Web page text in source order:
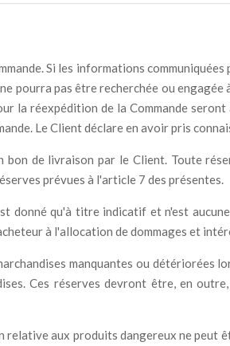
Si les informations
pourra pas être recherchée ou
la réexpédition de la Commande
Le Client déclare en avoir pris
de livraison par le Client. Toute
prévues à l'article 7 des présentes.
donné qu'à titre indicatif et n'est
à l'allocation de dommages et
manquantes ou détériorées
Ces réserves devront être, en
aux produits dangereux ne peut